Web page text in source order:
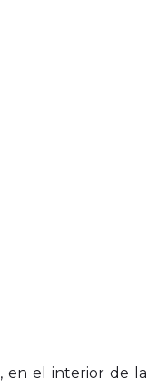
, en el interior de la